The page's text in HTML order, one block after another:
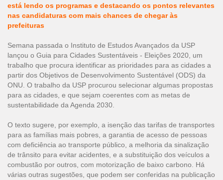
está lendo os programas e destacando os pontos relevantes
nas candidaturas com mais chances de chegar às
prefeituras
Semana passada o Instituto de Estudos Avançados da USP
lançou o Guia para Cidades Sustentáveis - Eleições 2020 , um
trabalho que procura identificar as prioridades para as cidades a
partir dos Objetivos de Desenvolvimento Sustentável (ODS) da
ONU. O trabalho da USP procurou selecionar algumas propostas
para as cidades, e que sejam coerentes com as metas de
sustentabilidade da Agenda 2030.
O texto sugere, por exemplo, a isenção das tarifas de transportes
para as famílias mais pobres, a garantia de acesso de pessoas
com deficiência ao transporte público, a melhoria da sinalização
de trânsito para evitar acidentes, e a substituição dos veículos a
combustão por outros, com motorização de baixo carbono. Há
várias outras sugestões, que podem ser conferidas na publicação